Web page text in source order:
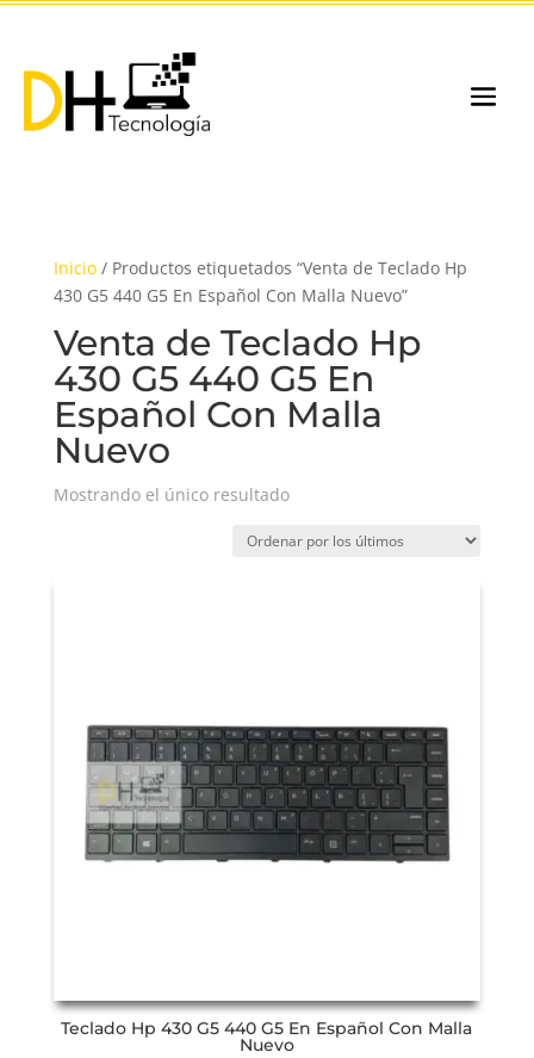
Inicio/ Productos etiquetados “Venta de Teclado Hp
430 G5 440 G5 En Español Con Malla Nuevo”
Venta de Teclado Hp
430 G5 440 G5 En
Español Con Malla
Nuevo
Mostrando el único resultado
Teclado Hp 430 G5 440 G5 En Español Con Malla
Nuevo